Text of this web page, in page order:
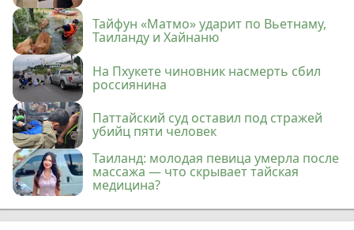
Тайфун «Матмо» ударит по Вьетнаму,
Таиланду и Хайнаню
На Пхукете чиновник насмерть сбил
россиянина
Паттайский суд оставил под стражей
убийц пяти человек
Таиланд: молодая певица умерла после
массажа — что скрывает тайская
медицина?